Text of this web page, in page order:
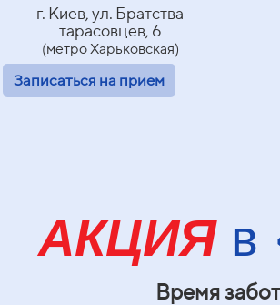
г. Киев, ул. Братства
тарасовцев, 6
(метро Харьковская)
Записаться на прием
АКЦИЯ в
Время